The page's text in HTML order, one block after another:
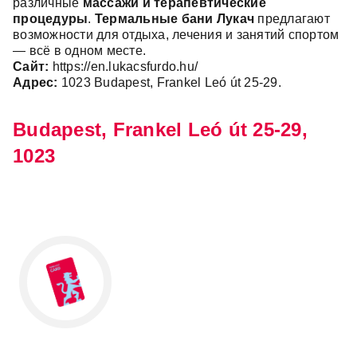
различные массажи и терапевтические
процедуры. Термальные бани Лукач предлагают
возможности для отдыха, лечения и занятий спортом
— всё в одном месте.
Сайт: https://en.lukacsfurdo.hu/
Адрес: 1023 Budapest, Frankel Leó út 25-29.
Budapest, Frankel Leó út 25-29,
1023